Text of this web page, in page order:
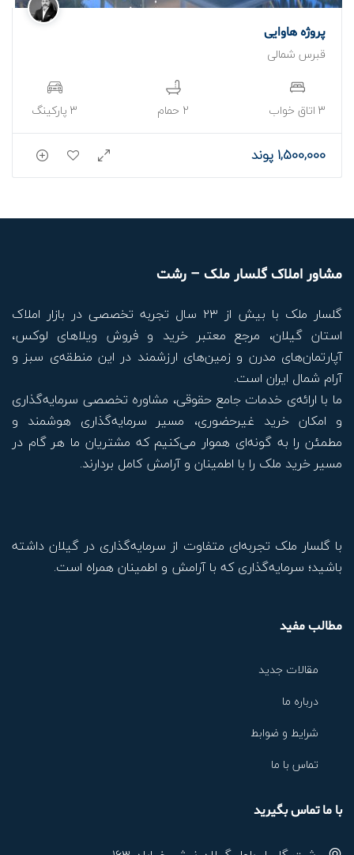
پروژه هاوایی
قبرس شمالی
3 اتاق خواب 2 حمام 3 پارکینگ
1,500,000 پوند
مشاور املاک گلسار ملک – رشت
گلسار ملک با بیش از ۲۳ سال تجربه تخصصی در بازار املاک
استان گیلان، مرجع معتبر خرید و فروش ویلاهای لوکس،
آپارتمان‌های مدرن و زمین‌های ارزشمند در این منطقه‌ی سبز و
آرام شمال ایران است.
ما با ارائه‌ی خدمات جامع حقوقی، مشاوره تخصصی سرمایه‌گذاری
و امکان خرید غیرحضوری، مسیر سرمایه‌گذاری هوشمند و
مطمئن را به گونه‌ای هموار می‌کنیم که مشتریان ما هر گام در
مسیر خرید ملک را با اطمینان و آرامش کامل بردارند.
با گلسار ملک تجربه‌ای متفاوت از سرمایه‌گذاری در گیلان داشته
باشید؛ سرمایه‌گذاری که با آرامش و اطمینان همراه است.
مطالب مفید
مقالات جدید
درباره ما
شرایط و ضوابط
تماس با ما
با ما تماس بگیرید